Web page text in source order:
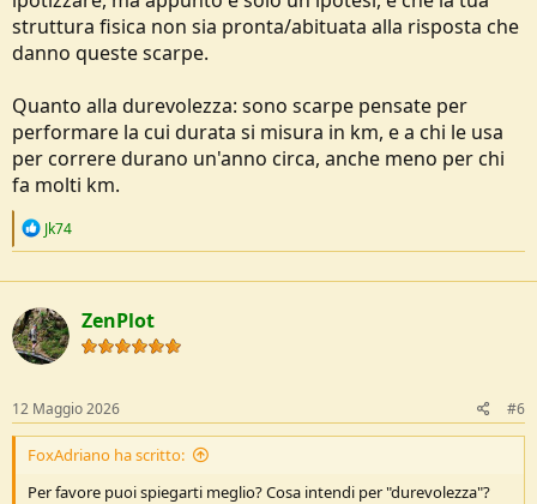
struttura fisica non sia pronta/abituata alla risposta che
danno queste scarpe.
Quanto alla durevolezza: sono scarpe pensate per
performare la cui durata si misura in km, e a chi le usa
per correre durano un'anno circa, anche meno per chi
fa molti km.
R
c
t
i
o
n
:
Jk74
ZenPlot
12 Maggio 2026 #6
FoxAdriano ha scritto:
Per favore puoi spiegarti meglio? Cosa intendi per "durevolezza"?